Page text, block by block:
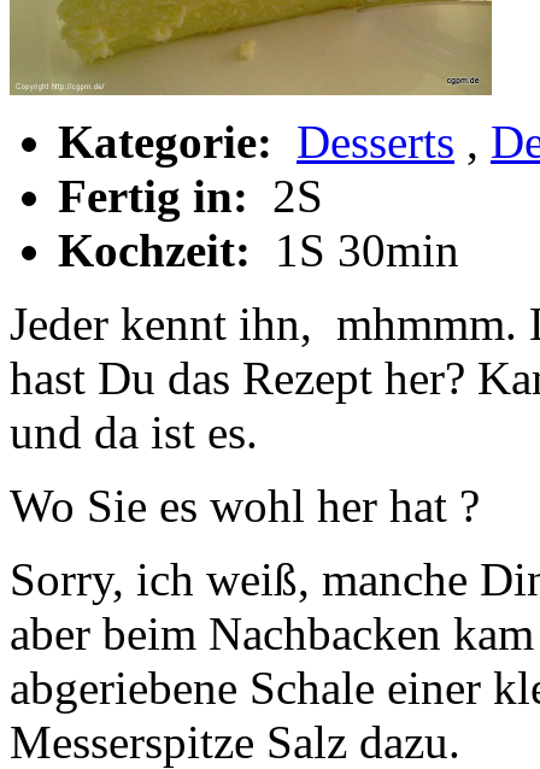
Kategorie: Desserts ,
Fertig in: 2S
Kochzeit:
1S 30min
Jeder kennt ihn, mhmmm.
hast Du das Rezept her?
und da ist es.
Wo Sie es wohl her hat ?
Sorry, ich weiß, manche
aber beim Nachbacken
abgeriebene Schale einer
Messerspitze Salz dazu.